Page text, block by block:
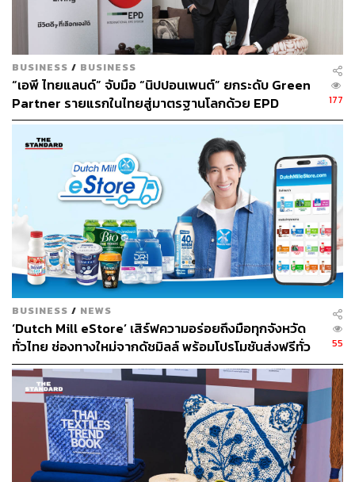
เปลี่ยนคอนโดให้เป็นพื้นที่แห่งความสัมพันธ์
(Relationship & Social Connection) ข้อมูลจาก
GWI พบว่า กว่า 70% ให้ความสำคัญกับการใช้เวลาที่มี
คุณภาพร่วมกับคนรัก ศุภาลัยจึงออกแบบเลย์เอาต์ห้อง
ให้มีพื้นที่ใช้สอยกว้างขวางเป็นพิเศษและมีความโปร่ง
สบาย เพื่อให้มีพื้นที่สำหรับการทำกิจกรรมร่วมกันได้
จริงในทุกตารางเมตร ไม่ว่าจะเป็นห้องนอนที่โปร่ง
สบาย หรือมุมนั่งเล่นที่เปิดโอกาสให้ได้แชร์รอยยิ้มร่วม
กัน ทำให้การอยู่อาศัยในคอนโดกลายเป็นการกระชับ
ความสัมพันธ์ของคนรักให้แน่นแฟ้นยิ่งขึ้นในทุกๆ วัน
ตอบโจทย์ทุกไลฟ์สไตล์การใช้ชีวิตในเวลาเดียวกัน
(Multi-Tasking Lifestyle) เพื่อรองรับผู้อยู่อาศัยกว่า
60% ที่ใส่ใจในการทำงานและใช้บ้านเป็นพื้นที่สร้าง
BUSINESS / BUSINESS
“เอพี ไทยแลนด์” จับมือ “นิปปอนเพนต์” ยกระดับ Green
Partner รายแรกในไทยสู่มาตรฐานโลกด้วย EPD
International พร้อมชูแนวคิด Global Standards for
Global Sustainable Living ส่งมอบบ้านคุณภาพ ลด
ผลกระทบต่อสิ่งแวดล้อม พร้อมปั้นนักออกแบบที่ใส่ใจโลก
177
BUSINESS / NEWS
‘Dutch Mill eStore’ เสิร์ฟความอร่อยถึงมือทุกจังหวัด
ทั่วไทย ช่องทางใหม่จากดัชมิลล์ พร้อมโปรโมชันส่งฟรีทั่ว
ประเทศ ส่งไว สั่งก่อนเที่ยง ได้ของวันถัดไป ส่งสินค้าแบบ
เย็นตรงจากโรงงาน [ADVERTORIAL]
55